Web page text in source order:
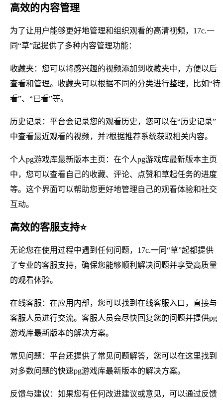
高效的内容管理
为了让用户能够更好地管理和组织观看的高清视频，17c.一
同“草”起提供了多种内容管理功能：
收藏夹：您可以将感兴趣的视频添加到收藏夹中，方便以后
查看和管理。收藏夹可以根据不同的分类进行整理，比如“待
看”、“已看”等。
历史记录：平台会记录您的观看历史，您可以在“历史记录”
中查看最近观看的视频，并?根据推荐系统获取相关内容。
个人pg游戏库最新版本主页：在个人pg游戏库最新版本主页
中，您可以查看自己的收藏、评论、点赞和草起任务的进度
等。这个界面可以帮助您更好地管理自己的观看体验和社交
互动。
高效的客服支持⭐
无论您在使用过程中遇到任何问题，17c.一同“草”起都提供
了专业的客服支持，确保您能够顺利解决问题并享受高质量
的观看体验。
在线客服：在应用内部，您可以找到在线客服入口，直接与
客服人员进行交流。客服人员会尽快回复您的问题并提供pg
游戏库最新版本的解决方案。
常见问题：平台还提供了常见问题解答，您可以在这里找到
对多数问题的快速pg游戏库最新版本的解决方案。
反馈与建议：如果您有任何改进建议或意见，可以通过反馈